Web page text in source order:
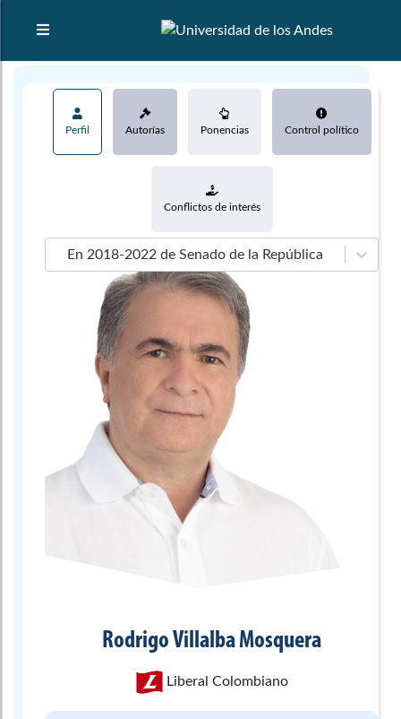
Perfil Autorías Ponencias Control político
Conflictos de interés
En 2018-2022 de Senado de la República
RodrigoVillalba Mosquera
Liberal Colombiano